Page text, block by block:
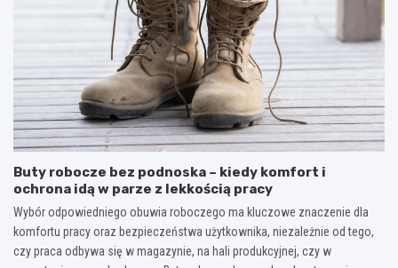
Buty robocze bez podnoska – kiedy komfort i
ochrona idą w parze z lekkością pracy
Wybór odpowiedniego obuwia roboczego ma kluczowe znaczenie dla
komfortu pracy oraz bezpieczeństwa użytkownika, niezależnie od tego,
czy praca odbywa się w magazynie, na hali produkcyjnej, czy w